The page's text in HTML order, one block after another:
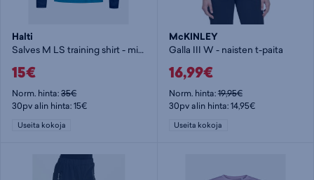
Halti
Salves M LS training shirt - miesten pitkähihainen paita
15€
Norm. hinta:35€
30pv alin hinta: 15€
Useita kokoja
McKINLEY
Galla III W - naisten t-paita
16,99€
Norm. hinta:19,95€
30pv alin hinta: 14,95€
Useita kokoja